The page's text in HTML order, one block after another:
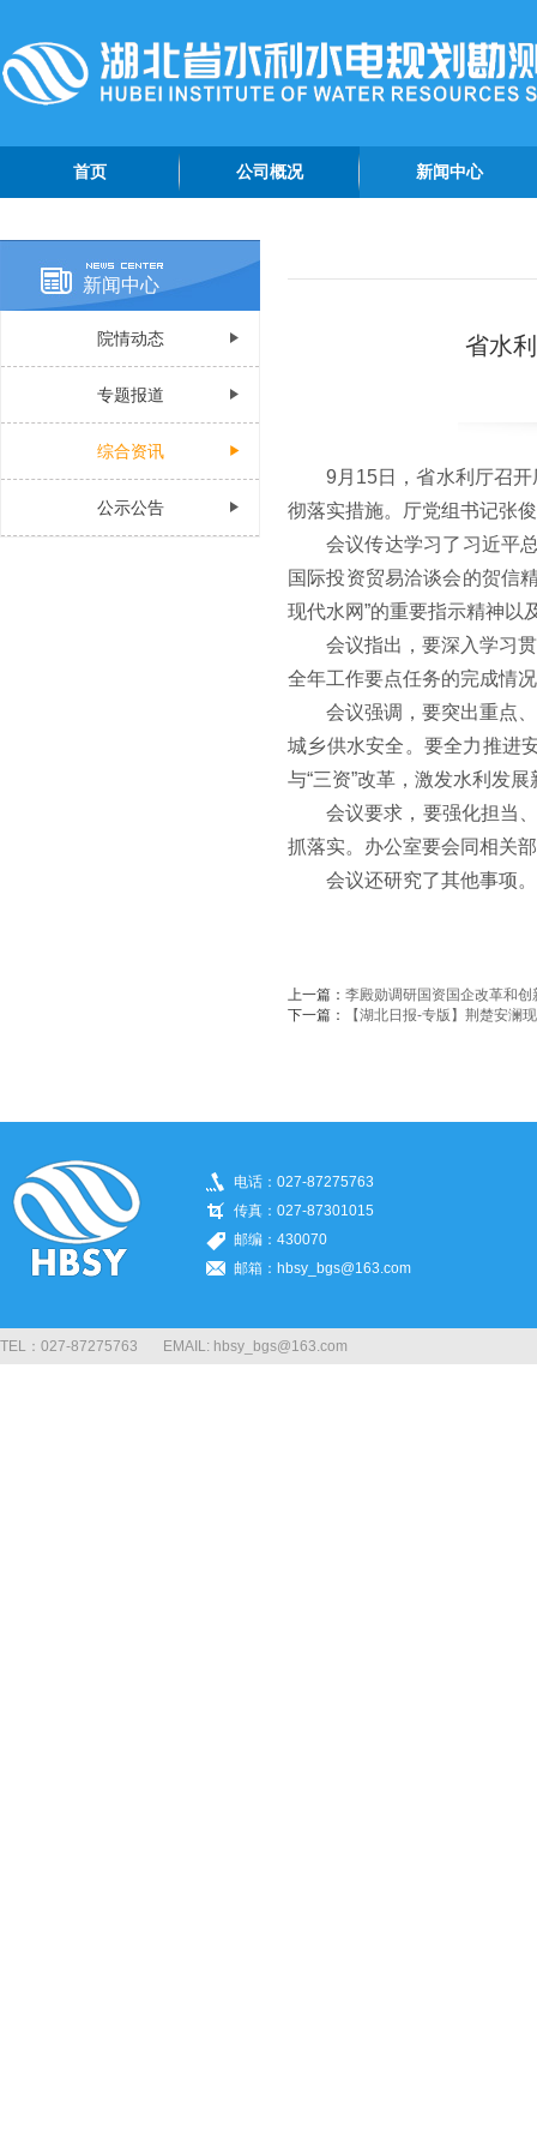
首页 公司概况 新闻中心
管理团队
公司荣誉
认证资质
公示公告
新闻中心
院情动态
专题报道
综合资讯
公示公告
省水
9月15日，省水利厅召
彻落实措施。厅党组书记张
会议传达学习了习近平
国际投资贸易洽谈会的贺信
现代水网”的重要指示精神以
会议指出，要深入学习
全年工作要点任务的完成情
会议强调，要突出重点
城乡供水安全。要全力推进
与“三资”改革，激发水利发
会议要求，要强化担当
抓落实。办公室要会同相关
会议还研究了其他事项。
上一篇： 李殿勋调研国资国企改革和创
下一篇：
【湖北日报-专版】荆楚安澜
电话：027-87275763
传真：027-87301015
邮编：430070
邮箱：hbsy_bgs@163.com
TEL：027-87275763 EMAIL: hbsy_bgs@163.com